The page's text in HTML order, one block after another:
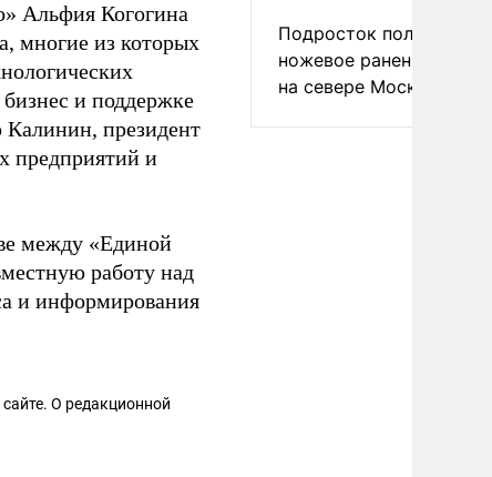
Альфия Когогина
многие из которых
и поддержке
президент
предприятий и
между «Единой
работу над
и информирования
сайте. О редакционной
Подросток получил
ножевое ранение в
на севере Москвы